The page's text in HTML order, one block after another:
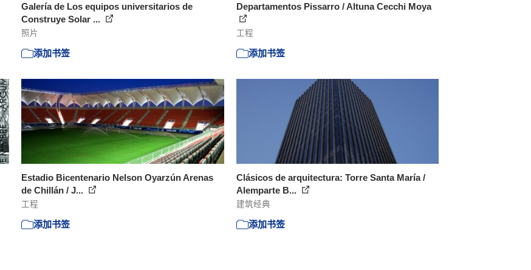
Galería de Los equipos universitarios de
Construye Solar ...
照片
添加书签
Departamentos Pissarro / Altuna Cecchi Moya
工程
添加书签
Estadio Bicentenario Nelson Oyarzún Arenas
de Chillán / J...
工程
添加书签
Clásicos de arquitectura: Torre Santa María /
Alemparte B...
建筑经典
添加书签